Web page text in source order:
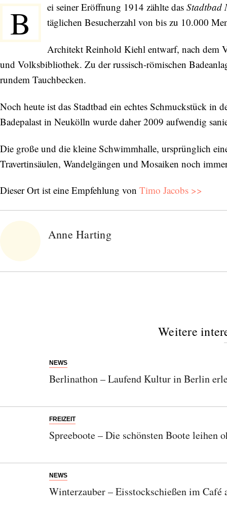
B ei seiner Eröffnung 1914 zählte das Stadtbad
täglichen Besucherzahl von bis zu 10.000
Architekt Reinhold Kiehl entwarf, nach dem
und Volksbibliothek. Zu der russisch-römischen
rundem Tauchbecken.
Noch heute ist das Stadtbad ein echtes Schmuckstück in
Badepalast in Neukölln wurde daher 2009 aufwendig
Die große und die kleine Schwimmhalle, ursprünglich
Travertinsäulen, Wandelgängen und Mosaiken noch
Dieser Ort ist eine Empfehlung von Timo Jacobs >>
Anne Harting
Weitere
NEWS
Berlinathon – Laufend Kultur in Berlin
FREIZEIT
Spreeboote – Die schönsten Boote leihen
NEWS
Winterzauber – Eisstockschießen im Café